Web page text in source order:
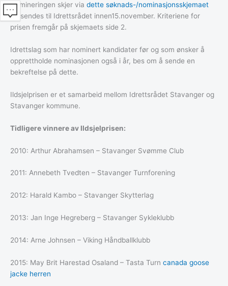
Nomineringen skjer via dette søknads-/nominasjonsskjemaet
og sendes til Idrettsrådet innen15.november. Kriteriene for
prisen fremgår på skjemaets side 2.
Idrettslag som har nominert kandidater før og som ønsker å
opprettholde nominasjonen også i år, bes om å sende en
bekreftelse på dette.
Ildsjelprisen er et samarbeid mellom Idrettsrådet Stavanger og
Stavanger kommune.
Tidligere vinnere av Ildsjelprisen:
2010: Arthur Abrahamsen – Stavanger Svømme Club
2011: Annebeth Tvedten – Stavanger Turnforening
2012: Harald Kambo – Stavanger Skytterlag
2013: Jan Inge Hegreberg – Stavanger Sykleklubb
2014: Arne Johnsen – Viking Håndballklubb
2015: May Brit Harestad Osaland – Tasta Turn canada goose
jacke herren